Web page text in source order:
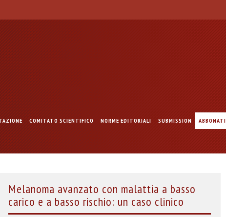
COMITATO SCIENTIFICO NORME EDITORIALI SUBMISSION ABBONATI
Melanoma avanzato con malattia a basso
carico e a basso rischio: un caso clinico